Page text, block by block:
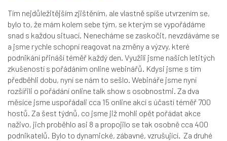
Tím nejdůležitějším zjištěním, ale vlastně spíše utvrzením se,
bylo to, že mám kolem sebe tým, se kterým se vypořádáme
snad s každou situací. Nenecháme se zaskočit, nevzdáváme se
a jsme rychle schopní reagovat na změny a výzvy, které
podnikání přináší téměř každý den. Využili jsme našich letitých
zkušeností s pořádáním online webinářů. Kdysi jsme s tím
předběhli dobu, nyní se nám to sešlo. Webináře jsme nyní
rozšířili o pořádání online talk show s osobnostmi. Za dva
měsíce jsme uspořádali cca 15 online akcí s účastí téměř 700
hostů. Za šest týdnů, co jsme již mohli opět pořádat akce
naživo, jich proběhlo asi 8 a propojilo se tak osobně cca 400
podnikatelů. Bylo to dynamické, zábavné, vzrušující. Za druhé